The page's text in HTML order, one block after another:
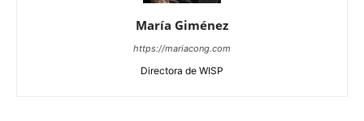
María Giménez
https://mariacong.com
Directora de WISP